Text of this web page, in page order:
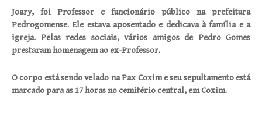
Joary, foi Professor e funcionário público na prefeitura
Pedrogomense. Ele estava aposentado e dedicava à família e a
igreja. Pelas redes sociais, vários amigos de Pedro Gomes
prestaram homenagem ao ex-Professor.
O corpo está sendo velado na Pax Coxim e seu sepultamento está
marcado para as 17 horas no cemitério central, em Coxim.